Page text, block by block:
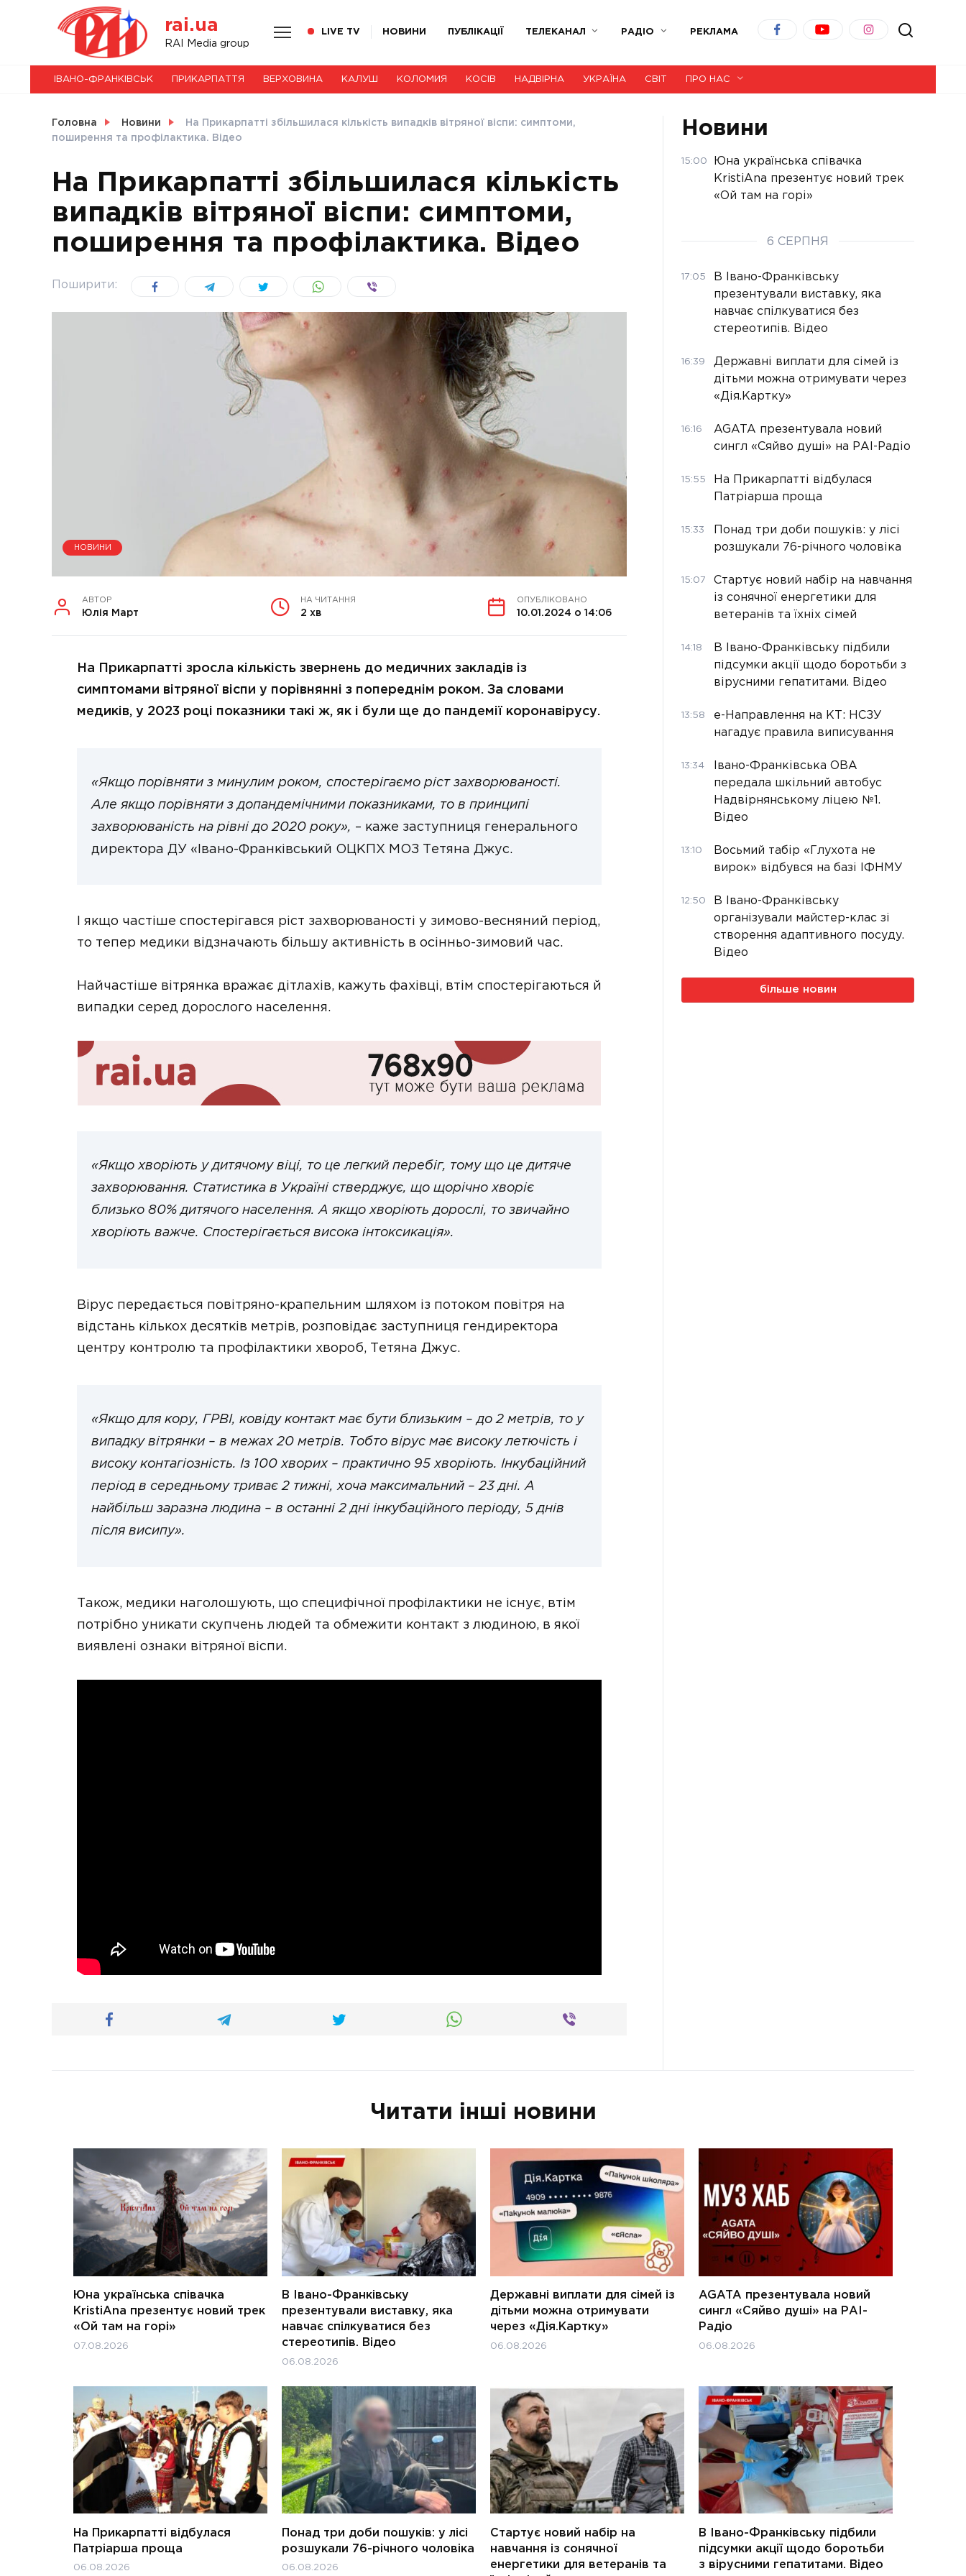
rai.ua
RAI Media group
LIVE TV НОВИНИ ПУБЛІКАЦІЇ ТЕЛЕКАНАЛ РАДІО РЕКЛАМА
НОВИНИ
СВІТ
УКРАЇНА
ІВАНО-ФРАНКІВСЬК ПРИКАРПАТТЯ ВЕРХОВИНА КАЛУШ КОЛОМИЯ КОСІВ НАДВІРНА УКРАЇНА СВІТ ПРО НАС
Головна Новини
На Прикарпатті збільшилася кількість випадків вітряної віспи: симптоми,
поширення та профілактика. Відео
На Прикарпатті збільшилася кількість
випадків вітряної віспи: симптоми,
поширення та профілактика. Відео
Поширити:
НОВИНИ
АВТОР
Юлія Март
НА ЧИТАННЯ
2 хв
ОПУБЛІКОВАНО
10.01.2024 о 14:06
На Прикарпатті зросла кількість звернень до медичних закладів із
симптомами вітряної віспи у порівнянні з попереднім роком. За словами
медиків, у 2023 році показники такі ж, як і були ще до пандемії коронавірусу.
«Якщо порівняти з минулим роком, спостерігаємо ріст захворюваності.
Але якщо порівняти з допандемічними показниками, то в принципі
захворюваність на рівні до 2020 року», – каже заступниця генерального
директора ДУ «Івано-Франківський ОЦКПХ МОЗ Тетяна Джус.
І якщо частіше спостерігався ріст захворюваності у зимово-весняний період,
то тепер медики відзначають більшу активність в осінньо-зимовий час.
Найчастіше вітрянка вражає дітлахів, кажуть фахівці, втім спостерігаються й
випадки серед дорослого населення.
«Якщо хворіють у дитячому віці, то це легкий перебіг, тому що це дитяче
захворювання. Статистика в Україні стверджує, що щорічно хворіє
близько 80% дитячого населення. А якщо хворіють дорослі, то звичайно
хворіють важче. Спостерігається висока інтоксикація».
Вірус передається повітряно-крапельним шляхом із потоком повітря на
відстань кількох десятків метрів, розповідає заступниця гендиректора
центру контролю та профілактики хвороб, Тетяна Джус.
«Якщо для кору, ГРВІ, ковіду контакт має бути близьким – до 2 метрів, то у
випадку вітрянки – в межах 20 метрів. Тобто вірус має високу летючість і
високу контагіозність. Із 100 хворих – практично 95 хворіють. Інкубаційний
період в середньому триває 2 тижні, хоча максимальний – 23 дні. А
найбільш заразна людина – в останні 2 дні інкубаційного періоду, 5 днів
після висипу».
Також, медики наголошують, що специфічної профілактики не існує, втім
потрібно уникати скупчень людей та обмежити контакт з людиною, в якої
виявлені ознаки вітряної віспи.
Новини
15:00
Юна українська співачка
KristiAna презентує новий трек
«Ой там на горі»
6 СЕРПНЯ
17:05
В Івано-Франківську
презентували виставку, яка
навчає спілкуватися без
стереотипів. Відео
16:39
Державні виплати для сімей із
дітьми можна отримувати через
«Дія.Картку»
16:16
AGATA презентувала новий
сингл «Сяйво душі» на РАІ-Радіо
15:55
На Прикарпатті відбулася
Патріарша проща
15:33
Понад три доби пошуків: у лісі
розшукали 76-річного чоловіка
15:07
Стартує новий набір на навчання
із сонячної енергетики для
ветеранів та їхніх сімей
14:18
В Івано-Франківську підбили
підсумки акції щодо боротьби з
вірусними гепатитами. Відео
13:58
е-Направлення на КТ: НСЗУ
нагадує правила виписування
13:34
Івано-Франківська ОВА
передала шкільний автобус
Надвірнянському ліцею №1.
Відео
13:10
Восьмий табір «Глухота не
вирок» відбувся на базі ІФНМУ
12:50
В Івано-Франківську
організували майстер-клас зі
створення адаптивного посуду.
Відео
більше новин
Читати інші новини
Юна українська співачка
KristiAna презентує новий трек
«Ой там на горі»
07.08.2026
В Івано-Франківську
презентували виставку, яка
навчає спілкуватися без
стереотипів. Відео
06.08.2026
Державні виплати для сімей із
дітьми можна отримувати
через «Дія.Картку»
06.08.2026
AGATA презентувала новий
сингл «Сяйво душі» на РАІ-
Радіо
06.08.2026
На Прикарпатті відбулася
Патріарша проща
06.08.2026
Понад три доби пошуків: у лісі
розшукали 76-річного чоловіка
06.08.2026
Стартує новий набір на
навчання із сонячної
енергетики для ветеранів та
В Івано-Франківську підбили
підсумки акції щодо боротьби
з вірусними гепатитами. Відео